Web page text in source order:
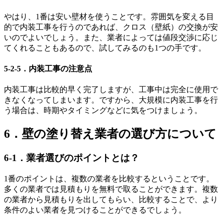
やはり、1番は安い壁材を使うことです。雰囲気を変える目
的で内装工事を行うのであれば、クロス（壁紙）の交換が安
いのでよいでしょう。また、業者によっては値段交渉に応じ
てくれることもあるので、試してみるのも1つの手です。
5-2-5．内装工事の注意点
内装工事は比較的早く完了しますが、工事中は完全に使用で
きなくなってしまいます。ですから、大規模に内装工事を行
う場合は、時期やタイミングなどに気をつけましょう。
6．壁の塗り替え業者の選び方について
6-1．業者選びのポイントとは？
1番のポイントは、複数の業者を比較するということです。
多くの業者では見積もりを無料で取ることができます。複数
の業者から見積もりを出してもらい、比較することで、より
条件のよい業者を見つけることができるでしょう。